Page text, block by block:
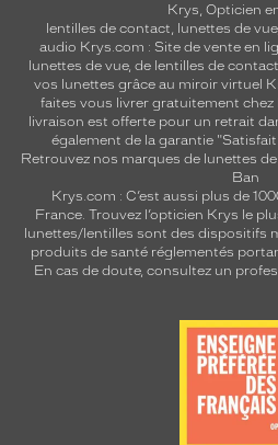
Krys, Opticien
lentilles de contact, lunettes de vue,
audio Krys.com : Site de vente en
lunettes de vue, de lentilles de contact
vos lunettes grâce au miroir virtuel
faites vous livrer gratuitement
livraison est offerte pour un retrait
également de la garantie
Retrouvez nos marques de lunettes
Ban
Krys.com : C’est aussi plus de
France. Trouvez l’opticien Krys le
lunettes/lentilles sont des dispositifs
produits de santé réglementés
En cas de doute, consultez un